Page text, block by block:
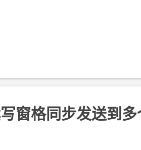
窗格同步发送到多